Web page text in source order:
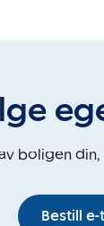
boligen
Bestill